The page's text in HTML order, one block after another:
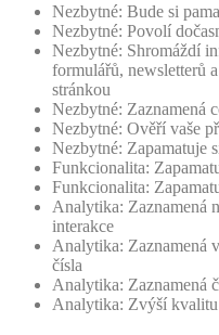
Nezbytné: Bude si
Nezbytné: Povolí
Nezbytné: Shromáždí
formulářů, newsletterů
stránkou
Nezbytné: Zaznamená
Nezbytné: Ověří vaše
Nezbytné: Zapamatuje
Funkcionalita:
Funkcionalita:
Analytika: Zaznamená
interakce
Analytika: Zaznamená
čísla
Analytika: Zaznamená
Analytika: Zvýší kvalitu